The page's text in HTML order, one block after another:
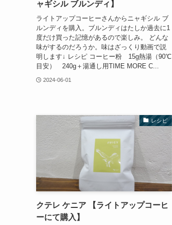
ャギシル ブルンディ】
ライトアップコーヒーさんからニャギシル ブ
ルンディを購入。ブルンディはたしか過去に1
度だけ買った記憶があるので楽しみ。 どんな
味がするのだろうか。味はざっくり動画で説
明します↓ レシピ コーヒー粉 15g熱湯（90℃
目安） 240g＋湯通し用TIME MORE C...
2024-06-01
レシピ
クテレ ケニア 【ライトアップコーヒ
ーにて購入】